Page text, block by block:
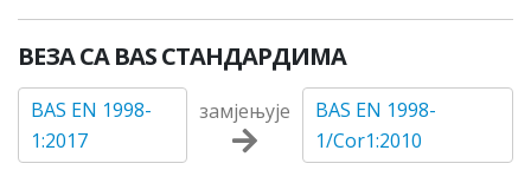
ВЕЗА СА BAS СТАНДАРДИМА
BAS EN 1998-
1:2017
замјењује
BAS EN 1998-
1/Cor1:2010